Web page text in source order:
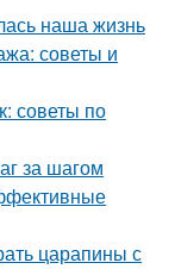
наша жизнь
советы и
советы по
за шагом
царапины с